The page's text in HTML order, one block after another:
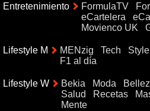
Entretenimiento FormulaTV
eCartelera
Movienco UK
Lifestyle M MENzig Tech Style
F1 al día
Lifestyle W Bekia Moda
Salud
Recetas
Mente